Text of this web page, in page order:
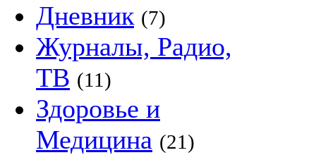
Дневник (7)
Журналы, Радио,
ТВ (11)
Здоровье и
Медицина (21)